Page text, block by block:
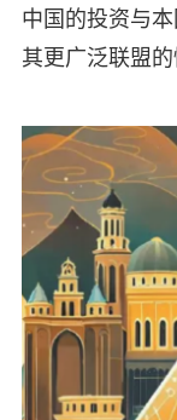
中国的投资与
其更广泛联盟的